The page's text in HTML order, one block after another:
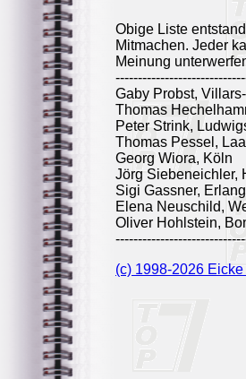
Obige Liste
Mitmachen. Jeder
Meinung
Gaby Probst,
Thomas
Peter Strink,
Thomas Pessel,
Georg Wiora, Köln
Jörg Siebeneichler,
Sigi Gassner,
Elena Neuschild,
Oliver Hohlstein,
(c) 1998-2026